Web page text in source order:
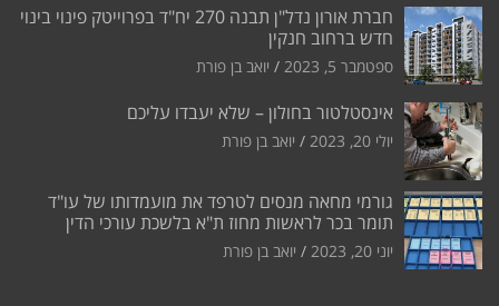
חברת אורון נדל"ן תבנה 270 יח"ד בפרוייטק פינוי בינוי
חדש ברחוב חנקין
ספטמבר 5, 2023 יואב בן פורת
אינסטלטור בחולון – שלא יעבדו עליכם
יולי 20, 2023 יואב בן פורת
גורמי מחאה מנסים לטרפד את מועמדותו של עו"ד
תומר בכר לראשות מחוז ת"א בלשכת עורכי הדין
יוני 20, 2023 יואב בן פורת